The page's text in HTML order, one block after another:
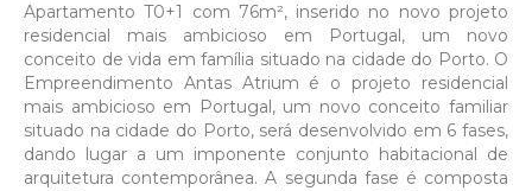
Apartamento T0+1 com 76m², inserido no novo projeto
residencial mais ambicioso em Portugal, um novo
conceito de vida em família situado na cidade do Porto. O
Empreendimento Antas Atrium é o projeto residencial
mais ambicioso em Portugal, um novo conceito familiar
situado na cidade do Porto, será desenvolvido em 6 fases,
dando lugar a um imponente conjunto habitacional de
arquitetura contemporânea. A segunda fase é composta